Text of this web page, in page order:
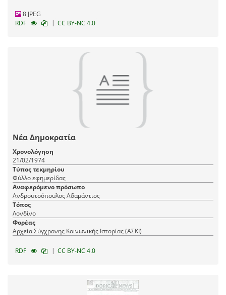
8 JPEG
RDF
| CC BY-NC 4.0
Νέα Δημοκρατία
Χρονολόγηση
21/02/1974
Τύπος τεκμηρίου
Φύλλο εφημερίδας
Αναφερόμενο πρόσωπο
Ανδρουτσόπουλος Αδαμάντιος
Τόπος
Λονδίνο
Φορέας
Αρχεία Σύγχρονης Κοινωνικής Ιστορίας (ΑΣΚΙ)
RDF | CC BY-NC 4.0